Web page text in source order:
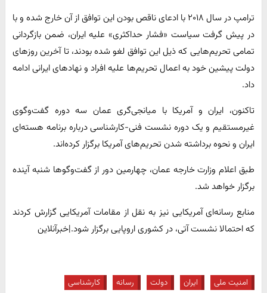
ترامپ در سال ۲۰۱۸ با ادعای ناقص بودن این توافق از آن خارج شده و با
در پیش گرفت سیاست «فشار حداکثری» علیه ایران، ضمن بازگردانی
تمامی تحریم‌هایی که ذیل این توافق لغو شده‌ بودند، تا آخرین روزهای
دولت پیشین خود به اعمال تحریم‌ها علیه افراد و نهادهای ایرانی ادامه
داد.
تاکنون، ایران و آمریکا با میانجی‌گری عمان سه دوره گفت‌وگوی
غیرمستقیم و یک دوره نشست فنی-کارشناسی درباره برنامه هسته‌ای
ایران و نحوه برداشته شدن تحریم‌های آمریکا برگزار کرده‌اند.
طبق اعلام وزارت خارجه عمان، چهارمین دور از گفت‌وگوها شنبه‌ آینده
برگزار خواهد شد.
منابع رسانه‌ای آمریکایی نیز به نقل از مقامات آمریکایی گزارش کردند
که احتمالا نشست آتی، در کشوری اروپایی برگزار شود.|خبرآنلاین
امنیت ملی ایران دولت رسانه کارشناسی